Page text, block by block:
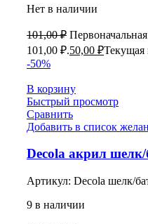
Нет в наличии
101,00₽
101,00 ₽.50,00 ₽Текущая
-50%
В корзину
Быстрый просмотр
Сравнить
Добавить в список
Decola акрил
Артикул: Decola шелк/
9 в наличии